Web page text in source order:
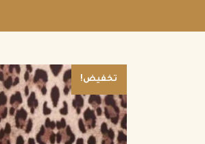
تخفيض!